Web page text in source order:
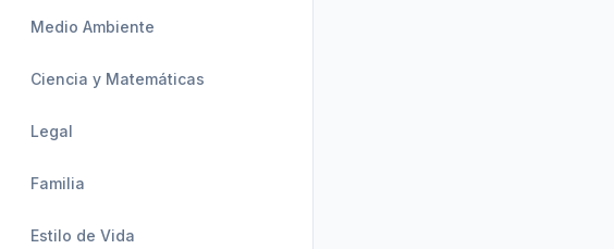
Medio Ambiente
Ciencia y Matemáticas
Legal
Familia
Estilo de Vida